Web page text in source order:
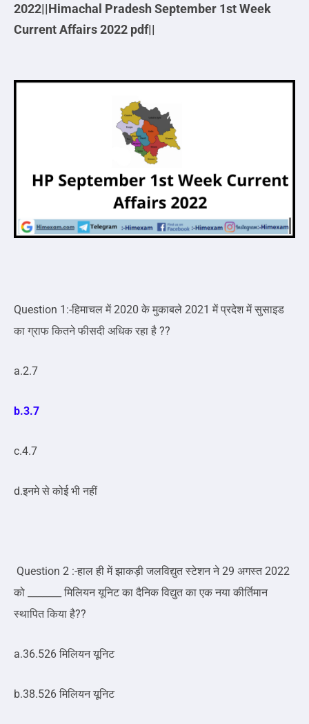
2022||Himachal PradeshSeptember 1stWeek
Current Affairs 2022 pdf||
Question 1:-हिमाचल में 2020 के मुकाबले 2021 में प्रदेश में सुसाइड
का ग्राफ कितने फीसदी अधिक रहा है ??
a.2.7
b.3.7
c.4.7
d.इनमे से कोई भी नहीं
Question 2 :-हाल ही में झाकड़ी जलविद्युत स्टेशन ने 29 अगस्त 2022
को _______ मिलियन यूनिट का दैनिक विद्युत का एक नया कीर्तिमान
स्थापित किया है??
a.36.526 मिलियन यूनिट
b.38.526 मिलियन यूनिट